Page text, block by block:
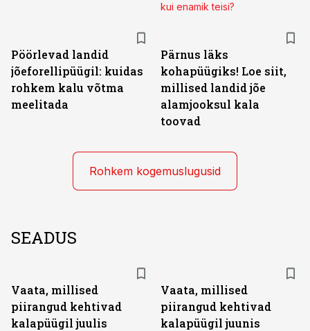
kui enamik teisi?
Pöörlevad landid
jõeforellipüügil: kuidas
rohkem kalu võtma
meelitada
Pärnus läks
kohapüügiks! Loe siit,
millised landid jõe
alamjooksul kala
toovad
Rohkem kogemuslugusid
SEADUS
Vaata, millised
piirangud kehtivad
kalapüügil juulis
Vaata, millised
piirangud kehtivad
kalapüügil juunis